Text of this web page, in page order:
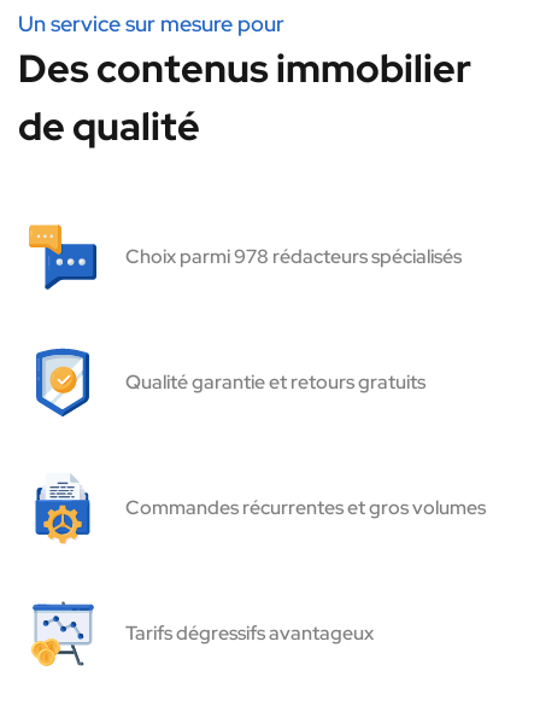
Un service sur mesure pour
Des contenus immobilier
de qualité
Choix parmi 978 rédacteurs spécialisés
Qualité garantie et retours gratuits
Commandes récurrentes et gros volumes
Tarifs dégressifs avantageux